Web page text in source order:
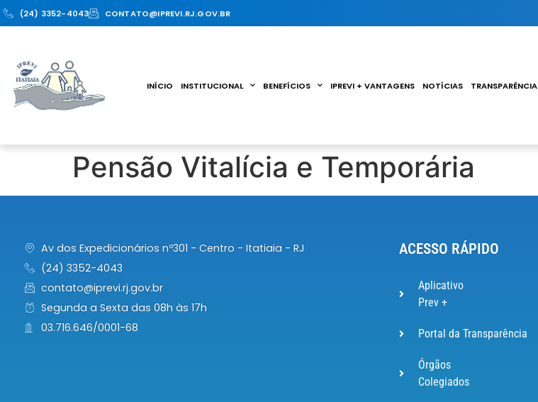
(24) 3352-4043 CONTATO@IPREVI.RJ.GOV.BR
INÍCIO INSTITUCIONAL BENEFÍCIOS IPREVI + VANTAGENS NOTÍCIAS TRANSPARÊNCIA
Pensão Vitalícia e Temporária
Av dos Expedicionários nº301 - Centro - Itatiaia - RJ
(24) 3352-4043
contato@iprevi.rj.gov.br
Segunda a Sexta das 08h às 17h
03.716.646/0001-68
ACESSO RÁPIDO
Aplicativo
Prev +
Portal da Transparência
Órgãos
Colegiados